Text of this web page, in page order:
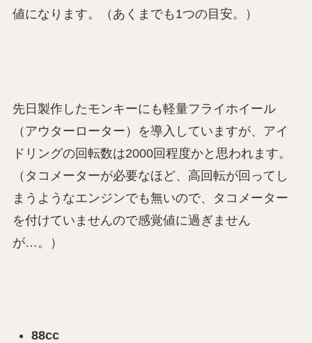
値になります。（あくまでも1つの目安。）
先日製作したモンキーにも軽量フライホイール
（アウターローター）を導入していますが、アイ
ドリングの回転数は2000回程度かと思われます。
（タコメーターが必要なほど、高回転が回ってし
まうようなエンジンでも無いので、タコメーター
を付けていませんので感覚値に過ぎません
が…。）
88cc